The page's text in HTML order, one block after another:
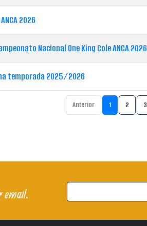
2026
Nacional One King Cole ANCA 2026
temporada 2025/2026
Anterior 1 2 3
email.